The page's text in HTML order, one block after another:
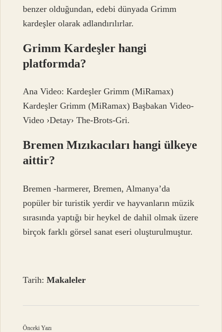
benzer olduğundan, edebi dünyada Grimm
kardeşler olarak adlandırılırlar.
Grimm Kardeşler hangi
platformda?
Ana Video: Kardeşler Grimm (MiRamax)
Kardeşler Grimm (MiRamax) Başbakan Video-
Video ›Detay› The-Brots-Gri.
Bremen Mızıkacıları hangi ülkeye
aittir?
Bremen -harmerer, Bremen, Almanya’da
popüler bir turistik yerdir ve hayvanların müzik
sırasında yaptığı bir heykel de dahil olmak üzere
birçok farklı görsel sanat eseri oluşturulmuştur.
Tarih:Makaleler
Önceki Yazı